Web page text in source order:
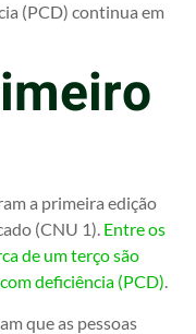
(PCD) continua em
a primeira edição
(CNU 1). Entre os
de um terço são
deficiência (PCD)
que as pessoas